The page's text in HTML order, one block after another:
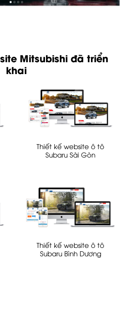
Mitsubishi đã triển
khai
Thiết kế website ô tô
Subaru Sài Gòn
Thiết kế website ô tô
Subaru Bình Dương